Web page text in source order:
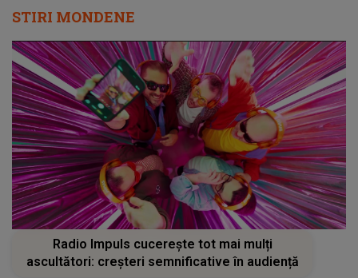
STIRI MONDENE
Radio Impuls cucerește tot mai mulți
ascultători: creșteri semnificative în audiență